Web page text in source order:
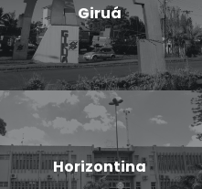
Giruá
Horizontina